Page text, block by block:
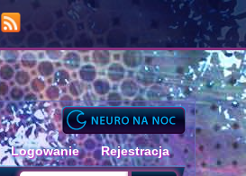
Logowanie Rejestracja